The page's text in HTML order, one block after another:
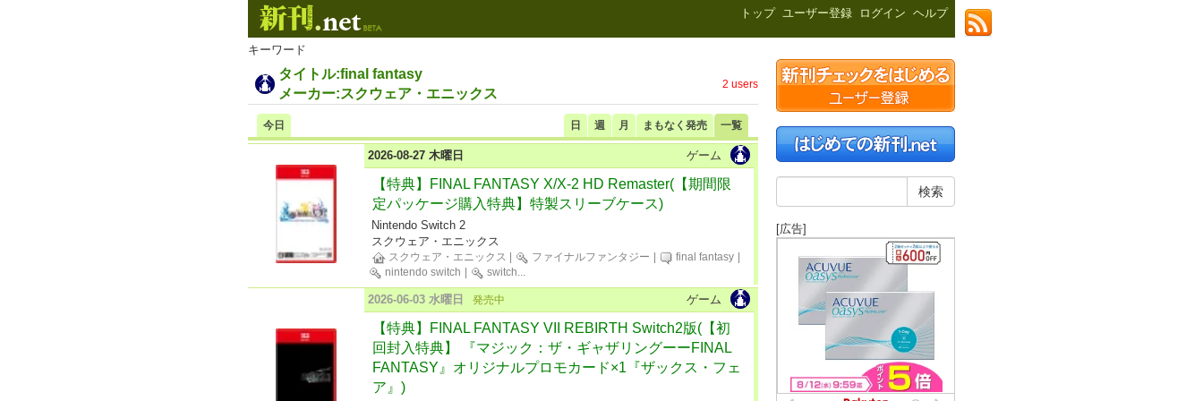
トップ ユーザー登録 ログイン ヘルプ
キーワード
タイトル:final fantasy
メーカー:スクウェア・エニックス
2 users
日 週 月 まもなく発売 一覧
今日
ゲーム
2026-08-27 木曜日
【特典】FINAL FANTASY X/X-2 HD Remaster(【期間限
定パッケージ購入特典】特製スリーブケース)
Nintendo Switch 2
スクウェア・エニックス
スクウェア・エニックス ファイナルファンタジー final fantasy
nintendo switch
switch...
ゲーム
2026-06-03 水曜日 発売中
【特典】FINAL FANTASY VII REBIRTH Switch2版(【初
回封入特典】 『マジック：ザ・ギャザリングーーFINAL
FANTASY』オリジナルプロモカード×1『ザックス・フェ
ア』)
[広告]